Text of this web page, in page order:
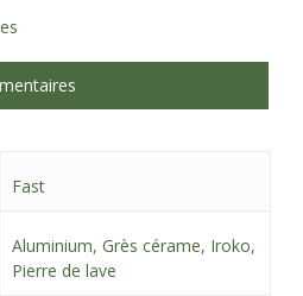
Fast
Aluminium, Grès cérame, Iroko,
Pierre de lave